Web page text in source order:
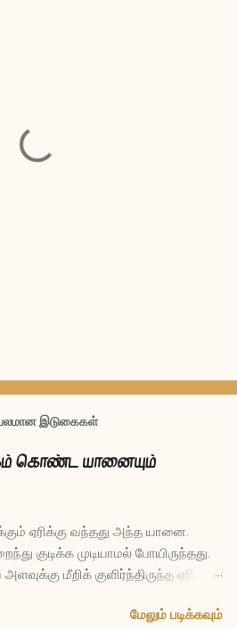
இடுகைகள்
கொண்ட யானையும்
ஏரிக்கு வந்தது அந்த யானை.
குடிக்க முடியாமல் போயிருந்தது.
மீறிக் குளிர்ந்திருந்த ஏரி
சில மாதங்கள் கழித்து
மேலும் படிக்கவும்